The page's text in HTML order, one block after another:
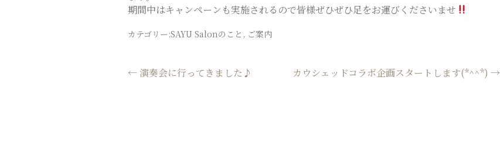
期間中はキャンペーンも実施されるので皆様ぜひぜひ足をお運びくださいませ
カテゴリー:SAYU Salonのこと , ご案内
投
← 演奏会に行ってきました♪ カウシェッドコラボ企画スタートします(*^^*)→